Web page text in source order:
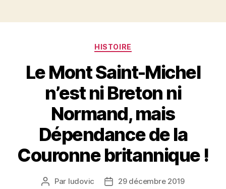
Catégories
HISTOIRE
Le Mont Saint-Michel
n’est ni Breton ni
Normand, mais
Dépendance de la
Couronne britannique !
Auteur
Par ludovic
Date29 décembre 2019